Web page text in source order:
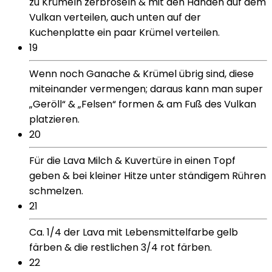
Vulkan verteilen, auch unten auf der
Kuchenplatte ein paar Krümel verteilen.
19
Wenn noch Ganache & Krümel übrig sind, diese
miteinander vermengen; daraus kann man super
„Geröll“ & „Felsen“ formen & am Fuß des Vulkan
platzieren.
20
Für die Lava Milch & Kuvertüre in einen Topf
geben & bei kleiner Hitze unter ständigem Rühren
schmelzen.
21
Ca. 1/4 der Lava mit Lebensmittelfarbe gelb
färben & die restlichen 3/4 rot färben.
22